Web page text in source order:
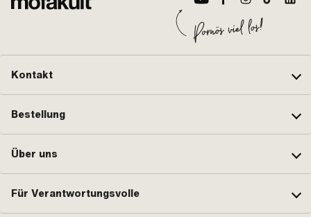
Kontakt
Bestellung
Über uns
Für Verantwortungsvolle